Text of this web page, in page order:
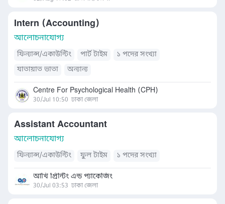
Intern (Accounting)
আলোচনাযোগ্য
ফিন্যান্স/একাউন্টিং পার্ট টাইম
১ পদের সংখ্যা
যাতায়াত ভাতা
অন্যান্য
Centre For Psychological Health (CPH)
30/Jul 10:50 ঢাকা জেলা
Assistant Accountant
আলোচনাযোগ্য
ফিন্যান্স/একাউন্টিং ফুল টাইম ১ পদের সংখ্যা
আখি প্রিন্টিং এন্ড প্যাকেজিং
30/Jul 03:53 ঢাকা জেলা